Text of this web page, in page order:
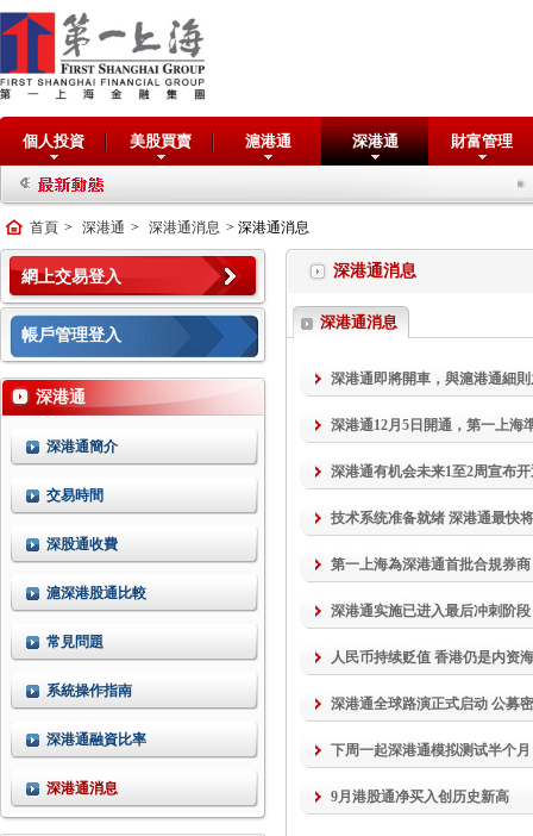
個人投資 美股買賣 滬港通 深港通 財富管理
首頁 > 深港通 > 深港通消息 > 深港通消息
網上交易登入
帳戶管理登入
深港通
深港通簡介
交易時間
深股通收費
滬深港股通比較
常見問題
系統操作指南
深港通融資比率
深港通消息
深港通消息
深港通消息
深港通即將開車，與滬港通細
深港通12月5日開通，第一上海
深港通有机会未来1至2周宣布
技术系统准备就绪 深港通最快
第一上海為深港通首批合規券商
深港通实施已进入最后冲刺阶段
人民币持续贬值 香港仍是内资
深港通全球路演正式启动 公募
下周一起深港通模拟测试半个
9月港股通净买入创历史新高